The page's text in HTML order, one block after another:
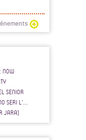
NOW
SENIOR
SERI L'...
JARA)